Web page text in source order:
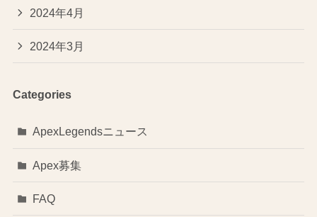
2024年4月
2024年3月
Categories
ApexLegendsニュース
Apex募集
FAQ